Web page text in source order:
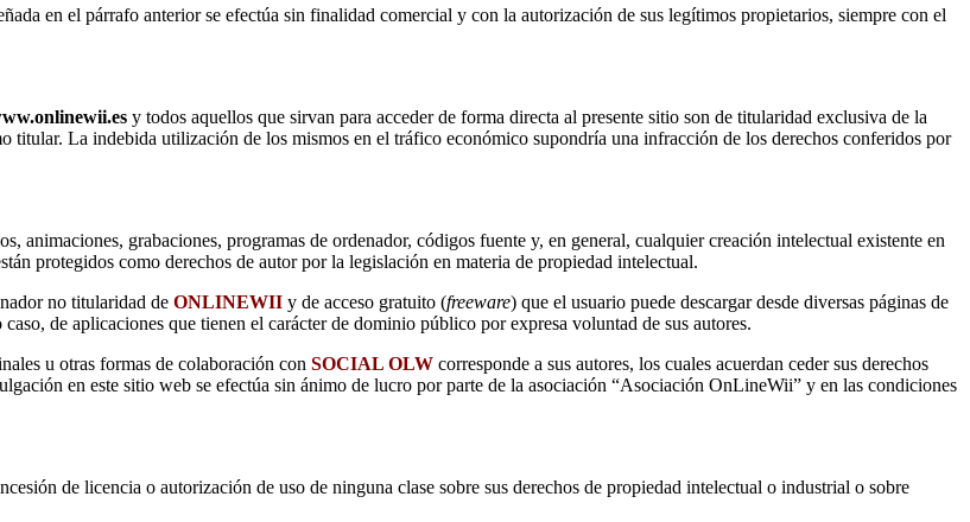
en el párrafo anterior se efectúa sin finalidad comercial y con la autorización de sus legítimos propietarios, siempre con el
y todos aquellos que sirvan para acceder de forma directa al presente sitio son de titularidad exclusiva de la
La indebida utilización de los mismos en el tráfico económico supondría una infracción de los derechos conferidos por
animaciones, grabaciones, programas de ordenador, códigos fuente y, en general, cualquier creación intelectual existente en
protegidos como derechos de autor por la legislación en materia de propiedad intelectual.
no titularidad de ONLINEWII y de acceso gratuito (freeware) que el usuario puede descargar desde diversas páginas de
de aplicaciones que tienen el carácter de dominio público por expresa voluntad de sus autores.
u otras formas de colaboración con SOCIAL OLW corresponde a sus autores, los cuales acuerdan ceder sus derechos
en este sitio web se efectúa sin ánimo de lucro por parte de la asociación “Asociación OnLineWii” y en las condiciones
de licencia o autorización de uso de ninguna clase sobre sus derechos de propiedad intelectual o industrial o sobre